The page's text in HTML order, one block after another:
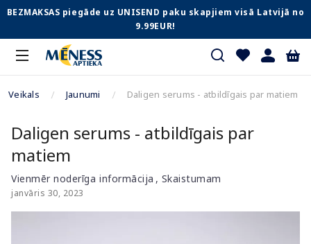
BEZMAKSAS piegāde uz UNISEND paku skapjiem visā Latvijā no
9.99EUR!
Veikals Jaunumi Daligen serums - atbildīgais par matiem
Daligen serums - atbildīgais par
matiem
Vienmēr noderīga informācija Skaistumam
janvāris 30, 2023